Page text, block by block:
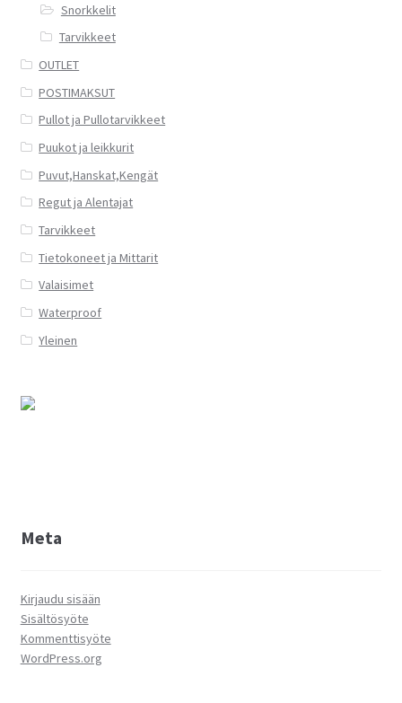
Snorkkelit
Tarvikkeet
OUTLET
POSTIMAKSUT
Pullot ja Pullotarvikkeet
Puukot ja leikkurit
Puvut,Hanskat,Kengät
Regut ja Alentajat
Tarvikkeet
Tietokoneet ja Mittarit
Valaisimet
Waterproof
Yleinen
Meta
Kirjaudu sisään
Sisältösyöte
Kommenttisyöte
WordPress.org